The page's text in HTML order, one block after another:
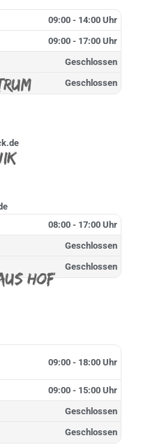
09:00 - 14:00 Uhr
09:00 - 17:00 Uhr
Geschlossen
Geschlossen
08:00 - 17:00 Uhr
Geschlossen
Geschlossen
Hof
09:00 - 18:00 Uhr
09:00 - 15:00 Uhr
Geschlossen
Geschlossen